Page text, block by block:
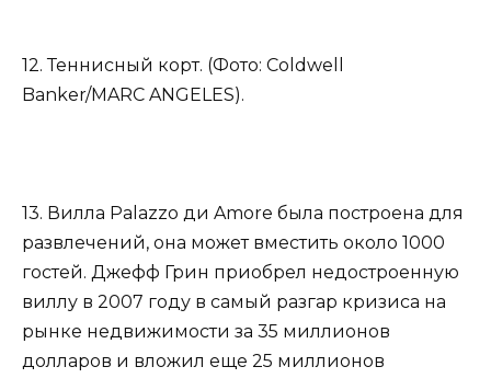
12. Теннисный корт. (Фото: Coldwell
Banker/MARC ANGELES).
13. Вилла Palazzo ди Amore была построена для
развлечений, она может вместить около 1000
гостей. Джефф Грин приобрел недостроенную
виллу в 2007 году в самый разгар кризиса на
рынке недвижимости за 35 миллионов
долларов и вложил еще 25 миллионов